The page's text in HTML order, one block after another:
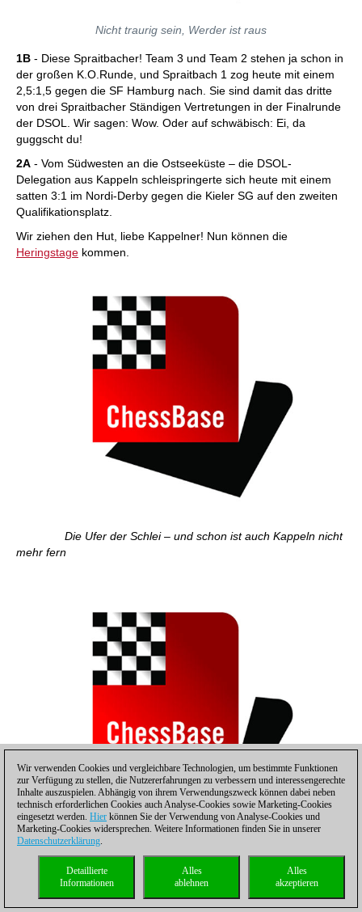
Nicht traurig sein, Werder ist raus
1B - Diese Spraitbacher! Team 3 und Team 2 stehen ja schon in
der großen K.O.Runde, und Spraitbach 1 zog heute mit einem
2,5:1,5 gegen die SF Hamburg nach. Sie sind damit das dritte
von drei Spraitbacher Ständigen Vertretungen in der Finalrunde
der DSOL. Wir sagen: Wow. Oder auf schwäbisch: Ei, da
guggscht du!
2A - Vom Südwesten an die Ostseeküste – die DSOL-
Delegation aus Kappeln schleispringerte sich heute mit einem
satten 3:1 im Nordi-Derby gegen die Kieler SG auf den zweiten
Qualifikationsplatz.
Wir ziehen den Hut, liebe Kappelner! Nun können die
Heringstage kommen.
Die Ufer der Schlei – und schon ist auch Kappeln nicht
mehr fern
Die Elo-Frequenz der Sardine – ein Buch wie gemacht für
Schleispringer
2C- Die demokratische Staffel
Wir verwenden Cookies und vergleichbare Technologien, um bestimmte Funktionen
zur Verfügung zu stellen, die Nutzererfahrungen zu verbessern und interessengerechte
Inhalte auszuspielen. Abhängig von ihrem Verwendungszweck können dabei neben
technisch erforderlichen Cookies auch Analyse-Cookies sowie Marketing-Cookies
eingesetzt werden. Hier können Sie der Verwendung von Analyse-Cookies und
Marketing-Cookies widersprechen. Weitere Informationen finden Sie in unserer
Datenschutzerklärung.
Alles
akzeptieren
Alles
ablehnen
Detaillierte
Informationen